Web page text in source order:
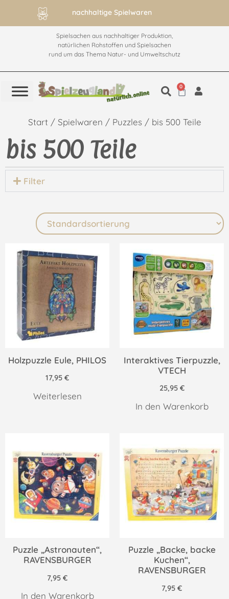
nachhaltige Spielwaren
Spielsachen aus nachhaltiger Produktion,
natürlichen Rohstoffen und Spielsachen
rund um das Thema Natur- und Umweltschutz
0
Start / Spielwaren / Puzzles/ bis 500 Teile
bis 500 Teile
Filter
Holzpuzzle Eule, PHILOS
17,95 €
Weiterlesen
Interaktives Tierpuzzle,
VTECH
25,95 €
In den Warenkorb
Puzzle „Astronauten“,
RAVENSBURGER
7,95 €
In den Warenkorb
Puzzle „Backe, backe
Kuchen“,
RAVENSBURGER
7,95 €